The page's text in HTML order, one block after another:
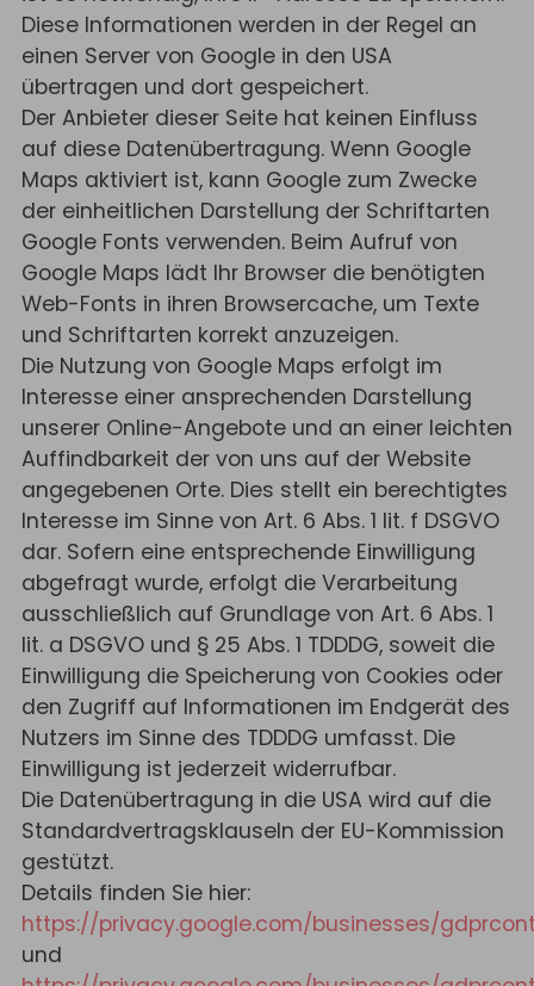
Diese Informationen werden in der Regel an
einen Server von Google in den USA
übertragen und dort gespeichert.
Der Anbieter dieser Seite hat keinen Einfluss
auf diese Datenübertragung. Wenn Google
Maps aktiviert ist, kann Google zum Zwecke
der einheitlichen Darstellung der Schriftarten
Google Fonts verwenden. Beim Aufruf von
Google Maps lädt Ihr Browser die benötigten
Web-Fonts in ihren Browsercache, um Texte
und Schriftarten korrekt anzuzeigen.
Die Nutzung von Google Maps erfolgt im
Interesse einer ansprechenden Darstellung
unserer Online-Angebote und an einer leichten
Auffindbarkeit der von uns auf der Website
angegebenen Orte. Dies stellt ein berechtigtes
Interesse im Sinne von Art. 6 Abs. 1 lit. f DSGVO
dar. Sofern eine entsprechende Einwilligung
abgefragt wurde, erfolgt die Verarbeitung
ausschließlich auf Grundlage von Art. 6 Abs. 1
lit. a DSGVO und § 25 Abs. 1 TDDDG, soweit die
Einwilligung die Speicherung von Cookies oder
den Zugriff auf Informationen im Endgerät des
Nutzers im Sinne des TDDDG umfasst. Die
Einwilligung ist jederzeit widerrufbar.
Die Datenübertragung in die USA wird auf die
Standardvertragsklauseln der EU-Kommission
gestützt.
Details finden Sie hier:
https://privacy.google.com/businesses/
und